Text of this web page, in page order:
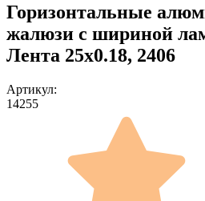
Горизонтальные
жалюзи с шириной
Лента 25x0.18, 2406
Артикул:
14255